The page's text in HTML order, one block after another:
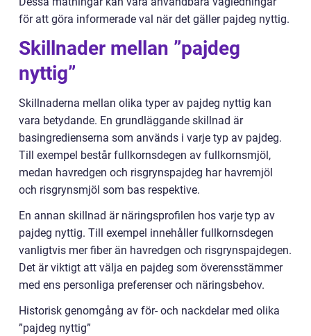
för att göra informerade val när det gäller pajdeg nyttig.
Skillnader mellan ”pajdeg
nyttig”
Skillnaderna mellan olika typer av pajdeg nyttig kan
vara betydande. En grundläggande skillnad är
basingredienserna som används i varje typ av pajdeg.
Till exempel består fullkornsdegen av fullkornsmjöl,
medan havredgen och risgrynspajdeg har havremjöl
och risgrynsmjöl som bas respektive.
En annan skillnad är näringsprofilen hos varje typ av
pajdeg nyttig. Till exempel innehåller fullkornsdegen
vanligtvis mer fiber än havredgen och risgrynspajdegen.
Det är viktigt att välja en pajdeg som överensstämmer
med ens personliga preferenser och näringsbehov.
Historisk genomgång av för- och nackdelar med olika
”pajdeg nyttig”